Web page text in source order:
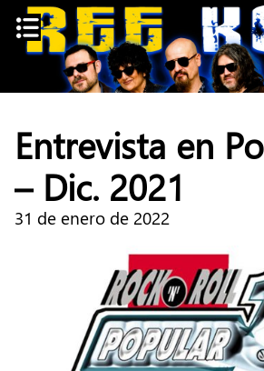
Skip
Entrevista en
– Dic. 2021
31 de enero de 2022